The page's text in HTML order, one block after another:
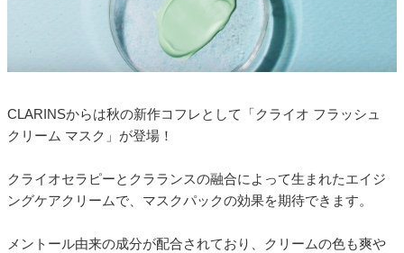
CLARINSからは秋の新作コフレとして「クライオ フラッシュ
クリーム マスク」が登場！
クライオセラピーとクラランスの融合によって生まれたエイジ
ングケアクリームで、マスクパックの効果を期待できます。
メントール由来の成分が配合されており、クリームの色も爽や